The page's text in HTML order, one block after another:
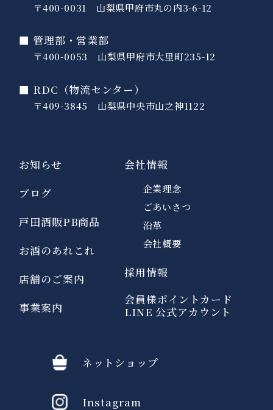
〒400-0031 山梨県甲府市丸の内3-6-12
■ 管理部・営業部
〒400-0053 山梨県甲府市大里町235-12
■ RDC（物流センター）
〒409-3845 山梨県中央市山之神1122
お知らせ
ブログ
戸田酒販PB商品
お酒のあれこれ
店舗のご案内
事業案内
会社情報
企業理念
ごあいさつ
沿革
会社概要
採用情報
会員様ポイントカード
LINE 公式アカウント
ネットショップ
Instagram